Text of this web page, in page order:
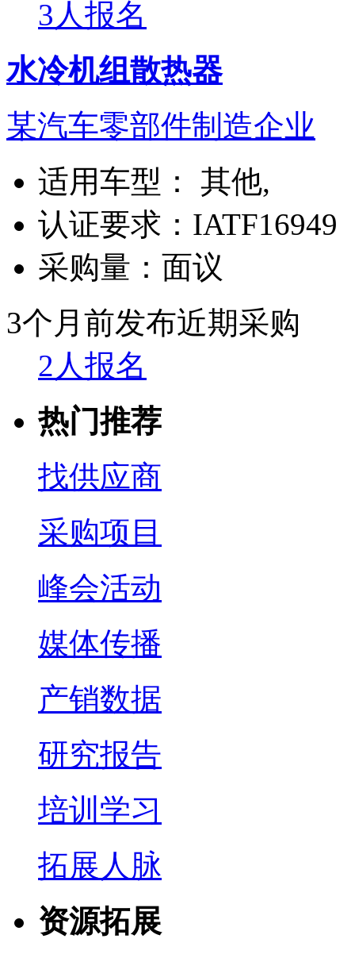
3人报名
水冷机组散热器
某汽车零部件制造企业
适用车型：
其他,
认证要求： IATF16949
采购量： 面议
3个月前发布近期采购
2人报名
热门推荐
找供应商
采购项目
峰会活动
媒体传播
产销数据
研究报告
培训学习
拓展人脉
资源拓展